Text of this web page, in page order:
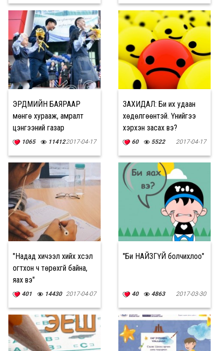
ЭРДМИЙН БАЯРААР
мөнгө хурааж, амралт
цэнгээний газар
тэмдэглэхийг
1065 114122017-04-17
ЗАХИДАЛ: Би их удаан
хөдөлгөөнтэй. Үүнийгээ
хэрхэн засах вэ?
60 5522 2017-04-17
"Надад хичээл хийх хүсэл
огтхон ч төрөхгүй байна,
яах вэ"
401 14430 2017-04-07
"Би НАЙЗГҮЙ болчихлоо"
40 4863 2017-03-30